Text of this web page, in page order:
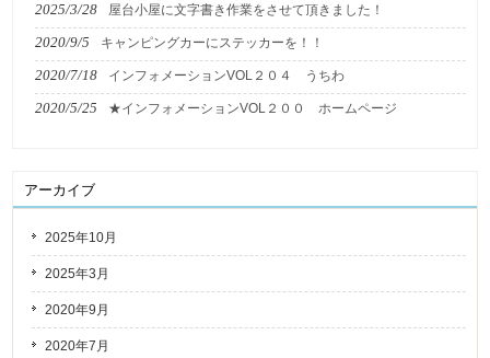
2025/3/28 屋台小屋に文字書き作業をさせて頂きました！
2020/9/5 キャンピングカーにステッカーを！！
2020/7/18 インフォメーションVOL２０４ うちわ
2020/5/25 ★インフォメーションVOL２００ ホームページ
アーカイブ
2025年10月
2025年3月
2020年9月
2020年7月